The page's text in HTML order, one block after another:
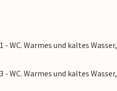
- WC. Warmes und kaltes Wasser,
- WC. Warmes und kaltes Wasser,